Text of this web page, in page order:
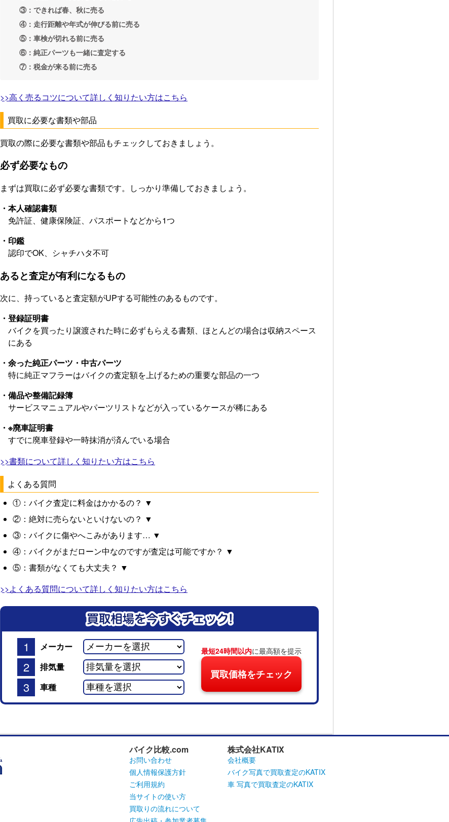
③：できれば春、秋に売る
④：走行距離や年式が伸びる前に売る
⑤：車検が切れる前に売る
⑥：純正パーツも一緒に査定する
⑦：税金が来る前に売る
>>高く売るコツについて詳しく知りたい方はこちら
買取に必要な書類や部品
買取の際に必要な書類や部品もチェックしておきましょう。
必ず必要なもの
まずは買取に必ず必要な書類です。しっかり準備しておきましょう。
・本人確認書類
免許証、健康保険証、パスポートなどから1つ
・印鑑
認印でOK、シャチハタ不可
あると査定が有利になるもの
次に、持っていると査定額がUPする可能性のあるものです。
・登録証明書
バイクを買ったり譲渡された時に必ずもらえる書類、ほとんどの場合は収納スペース
にある
・余った純正パーツ・中古パーツ
特に純正マフラーはバイクの査定額を上げるための重要な部品の一つ
・備品や整備記録簿
サービスマニュアルやパーツリストなどが入っているケースが稀にある
・※廃車証明書
すでに廃車登録や一時抹消が済んでいる場合
>>書類について詳しく知りたい方はこちら
よくある質問
①：バイク査定に料金はかかるの？ ▼
②：絶対に売らないといけないの？ ▼
③：バイクに傷やへこみがあります… ▼
④：バイクがまだローン中なのですが査定は可能ですか？ ▼
⑤：書類がなくても大丈夫？ ▼
>>よくある質問について詳しく知りたい方はこちら
1 メーカー
2 排気量
3 車種
最短24時間以内に最高額を提示
買取価格をチェック
バイク比較.com
お問い合わせ
個人情報保護方針
ご利用規約
当サイトの使い方
買取りの流れについて
株式会社KATIX
会社概要
バイク写真で買取査定のKATIX
車 写真で買取査定のKATIX